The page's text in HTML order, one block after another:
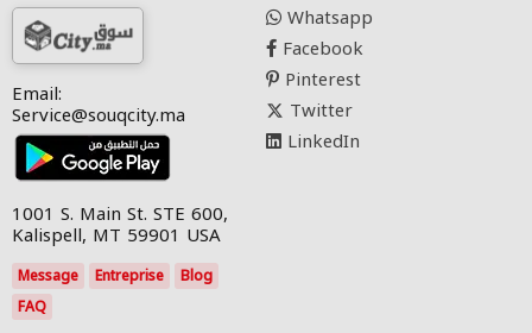
Email:
Service@souqcity.ma
1001 S. Main St. STE 600,
Kalispell, MT 59901 USA
Message Entreprise
Blog
FAQ
Whatsapp
Facebook
Pinterest
Twitter
LinkedIn